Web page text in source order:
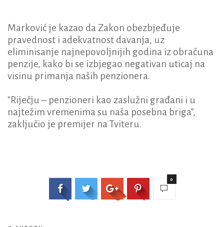
Marković je kazao da Zakon obezbjeđuje
pravednost i adekvatnost davanja, uz
eliminisanje najnepovoljnijih godina iz obračuna
penzije, kako bi se izbjegao negativan uticaj na
visinu primanja naših penzionera.
"Riječju – penzioneri kao zaslužni građani i u
najtežim vremenima su naša posebna briga",
zaključio je premijer na Tviteru.
0